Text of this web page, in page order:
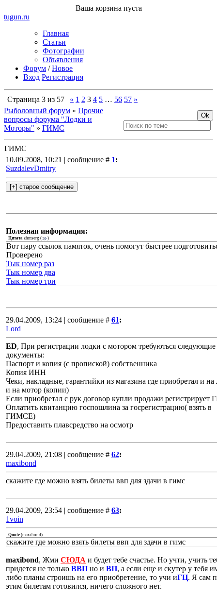
Ваша корзина пуста
tugun.ru
Главная
Статьи
Фотографии
Объявления
Форум /Новое
Вход Регистрация
Страница 3 из 57 « 1 2 3 4 5 … 56 57 »
Рыболовный форум » Прочие
вопросы форума "Лодки и
Моторы" » ГИМС
ГИМС
10.09.2008, 10:21 | сообщение # 1:
SuzdalevDmitry
Полезная информация:
Цитата zhmserg ( )
Вот пару ссылок памяток, очень помогут быстрее
Проверено
Тык номер раз
Тык номер два
Тык номер три
29.04.2009, 13:24 | сообщение # 61:
Lord
ED, При регистрации лодки с мотором требуються следующие
документы:
Паспорт и копия (с пропиской) собственника
Копия ИНН
Чеки, накладные, гарантийки из магазина где приобретал и на
и на мотор (копии)
Если приобретал с рук договор купли продажи
Оплатить квитанцию госпошлина за госрегистрацию( взять в
ГИМСЕ)
Предоставить плавсредство на осмотр
29.04.2009, 21:08 | сообщение # 62:
maxibond
скажите где можно взять билеты ввп для здачи в гимс
29.04.2009, 23:54 | сообщение # 63:
1voin
Quote (maxibond)
скажите где можно взять билеты ввп для здачи в гимс
maxibond, Жми СЮДА и будет тебе счастье. Но учти, учить
придется не только ВВП но и ВП, а если еще и скутер у тебя
либо планы строишь на его приобретение, то учи иГЦ. Я сам
этим билетам готовился, ничего сложного нет.